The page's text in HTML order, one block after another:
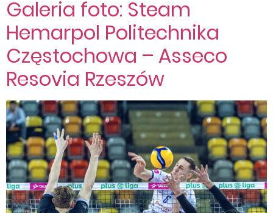
Galeria foto: Steam
Hemarpol Politechnika
Częstochowa – Asseco
Resovia Rzeszów